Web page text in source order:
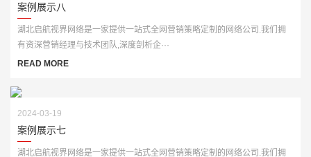
案例展示八
湖北启航视界网络是一家提供一站式全网营销策略定制的网络公司.我们拥
有资深营销经理与技术团队,深度剖析企···
READ MORE
2024-03-19
案例展示七
湖北启航视界网络是一家提供一站式全网营销策略定制的网络公司.我们拥